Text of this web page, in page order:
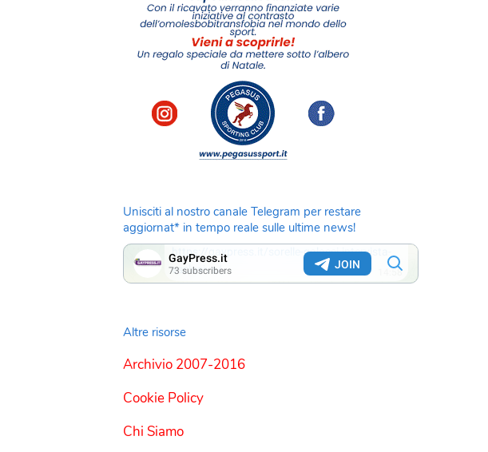
Unisciti al nostro canale Telegram per restare
aggiornat* in tempo reale sulle ultime news!
Altre risorse
Archivio 2007-2016
Cookie Policy
Chi Siamo